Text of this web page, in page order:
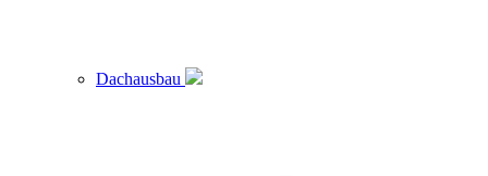
Dachausbau